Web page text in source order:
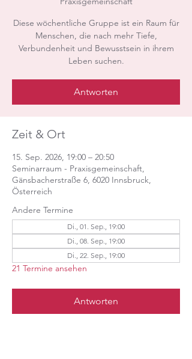
Diese wöchentliche Gruppe ist ein Raum für
Menschen, die nach mehr Tiefe,
Verbundenheit und Bewusstsein in ihrem
Leben suchen.
Antworten
Zeit & Ort
15. Sep. 2026, 19:00 – 20:50
Seminarraum - Praxisgemeinschaft,
Gänsbacherstraße 6, 6020 Innsbruck,
Österreich
Andere Termine
Di., 01. Sep., 19:00
Di., 08. Sep., 19:00
Di., 22. Sep., 19:00
21 Termine ansehen
Antworten